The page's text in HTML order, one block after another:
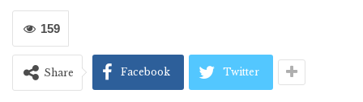
159
Share Facebook Twitter